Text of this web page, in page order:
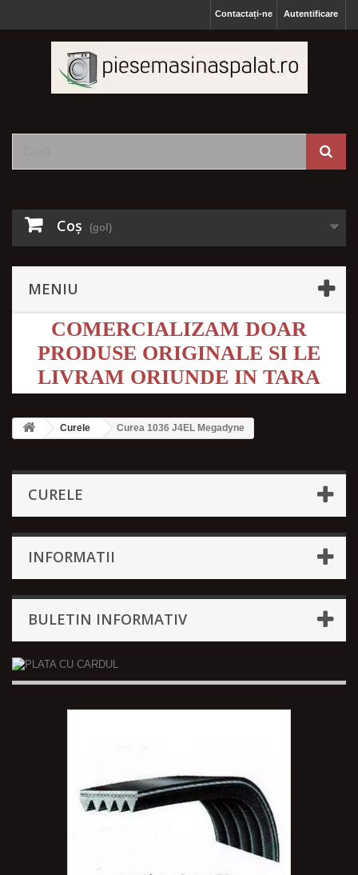
Autentificare
Contactați-ne
Coş (gol)
MENIU
COMERCIALIZAM DOAR
PRODUSE ORIGINALE SI LE
LIVRAM ORIUNDE IN TARA
Curele Curea 1036 J4EL Megadyne
CURELE
INFORMATII
BULETIN INFORMATIV